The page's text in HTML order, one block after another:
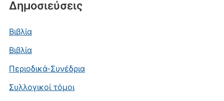
Δημοσιεύσεις
Βιβλία
Βιβλία
Περιοδικά-Συνέδρια
Συλλογικοί τόμοι